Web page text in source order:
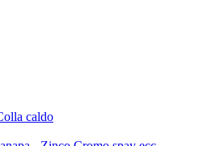
caldo